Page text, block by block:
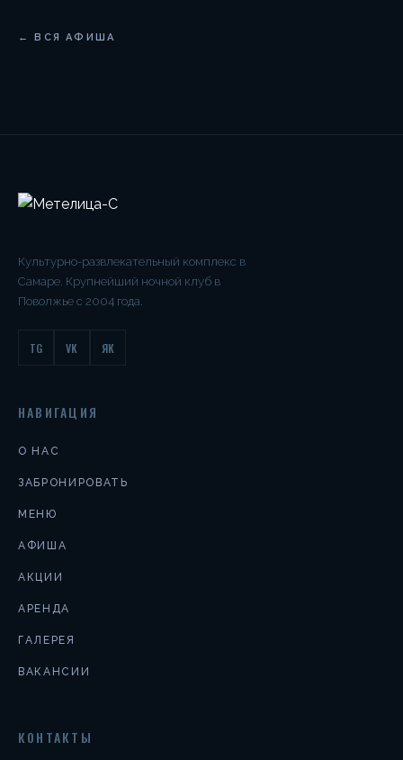
← ВСЯ АФИША
Культурно-развлекательный комплекс в
Самаре. Крупнейший ночной клуб в
Поволжье с 2004 года.
TG VK ЯК
НАВИГАЦИЯ
О НАС
ЗАБРОНИРОВАТЬ
МЕНЮ
АФИША
АКЦИИ
АРЕНДА
ГАЛЕРЕЯ
ВАКАНСИИ
КОНТАКТЫ